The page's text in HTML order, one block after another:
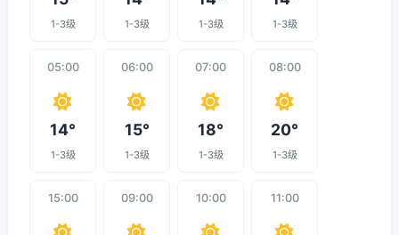
1-3级 1-3级 1-3级 1-3级
05:00
14°
1-3级
06:00
15°
1-3级
07:00
18°
1-3级
08:00
20°
1-3级
15:00 09:00 10:00 11:00